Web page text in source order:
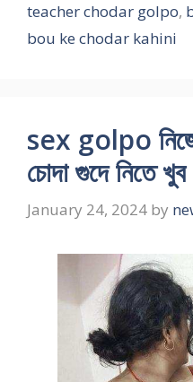
teacher chodar golpo,
bou ke chodar kahini
sex golpo
চোদা গুদে নিতে
January 24, 2024 by